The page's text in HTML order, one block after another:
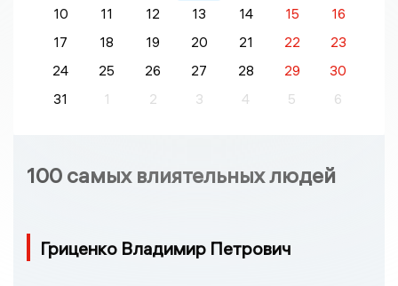
10
11 12 13 14 15
16
17
18 19 20 21 22
23
24
25 26 27 28 29
30
31
1 2 3 4 5 6
100 самых влиятельных людей
Гриценко Владимир Петрович